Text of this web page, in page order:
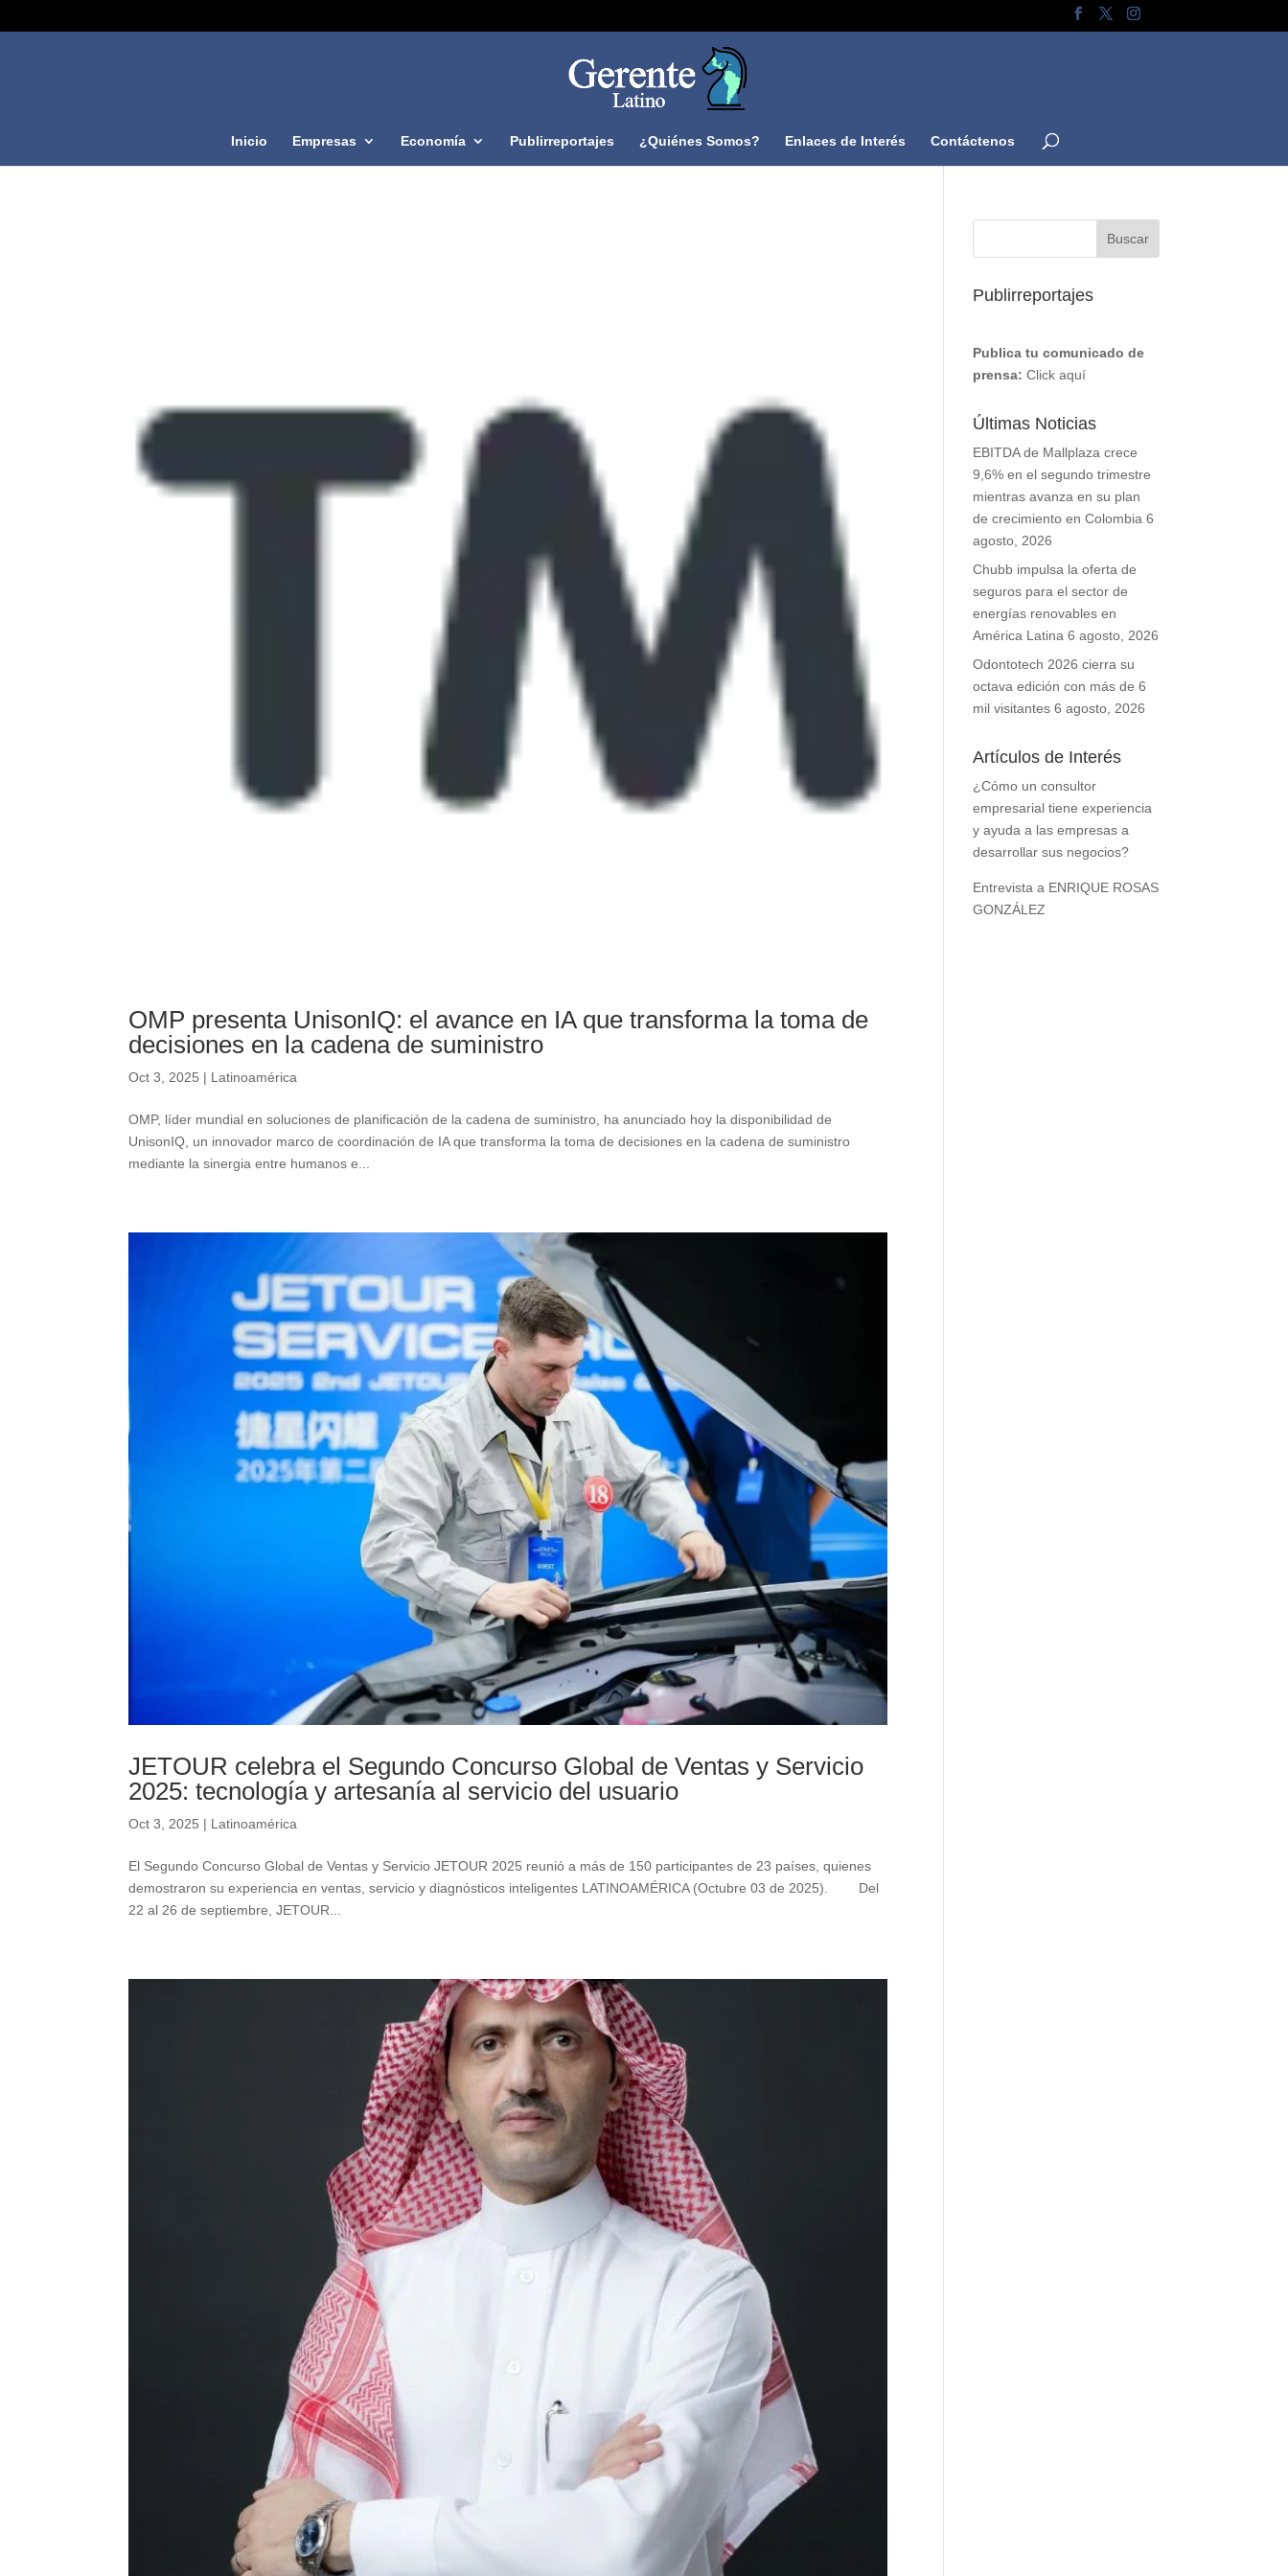
Inicio Empresas Economía Publirreportajes ¿Quiénes Somos? Enlaces de Interés Contáctenos
OMP presenta UnisonIQ: el avance en IA que transforma la toma de
decisiones en la cadena de suministro
Oct 3, 2025 | Latinoamérica
OMP, líder mundial en soluciones de planificación de la cadena de suministro, ha anunciado hoy la disponibilidad de
UnisonIQ, un innovador marco de coordinación de IA que transforma la toma de decisiones en la cadena de suministro
mediante la sinergia entre humanos e...
JETOUR celebra el Segundo Concurso Global de Ventas y Servicio
2025: tecnología y artesanía al servicio del usuario
Oct 3, 2025 | Latinoamérica
El Segundo Concurso Global de Ventas y Servicio JETOUR 2025 reunió a más de 150 participantes de 23 países, quienes
demostraron su experiencia en ventas, servicio y diagnósticos inteligentes LATINOAMÉRICA (Octubre 03 de 2025). Del
22 al 26 de septiembre, JETOUR...
Publirreportajes
Publica tu comunicado de
prensa: Click aquí
Últimas Noticias
EBITDA de Mallplaza crece
9,6% en el segundo trimestre
mientras avanza en su plan
de crecimiento en Colombia 6
agosto, 2026
Chubb impulsa la oferta de
seguros para el sector de
energías renovables en
América Latina 6 agosto, 2026
Odontotech 2026 cierra su
octava edición con más de 6
mil visitantes 6 agosto, 2026
Artículos de Interés
¿Cómo un consultor
empresarial tiene experiencia
y ayuda a las empresas a
desarrollar sus negocios?
Entrevista a ENRIQUE ROSAS
GONZÁLEZ